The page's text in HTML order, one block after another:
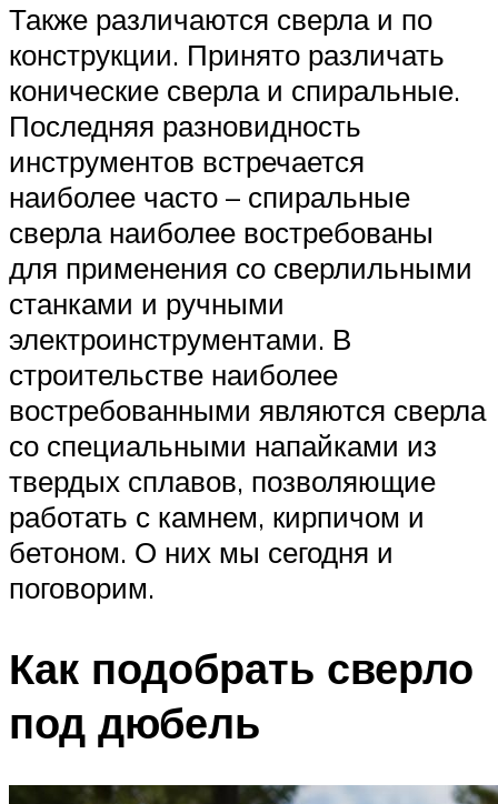
Также различаются сверла и по
конструкции. Принято различать
конические сверла и спиральные.
Последняя разновидность
инструментов встречается
наиболее часто – спиральные
сверла наиболее востребованы
для применения со сверлильными
станками и ручными
электроинструментами. В
строительстве наиболее
востребованными являются сверла
со специальными напайками из
твердых сплавов, позволяющие
работать с камнем, кирпичом и
бетоном. О них мы сегодня и
поговорим.
Как подобрать сверло
под дюбель